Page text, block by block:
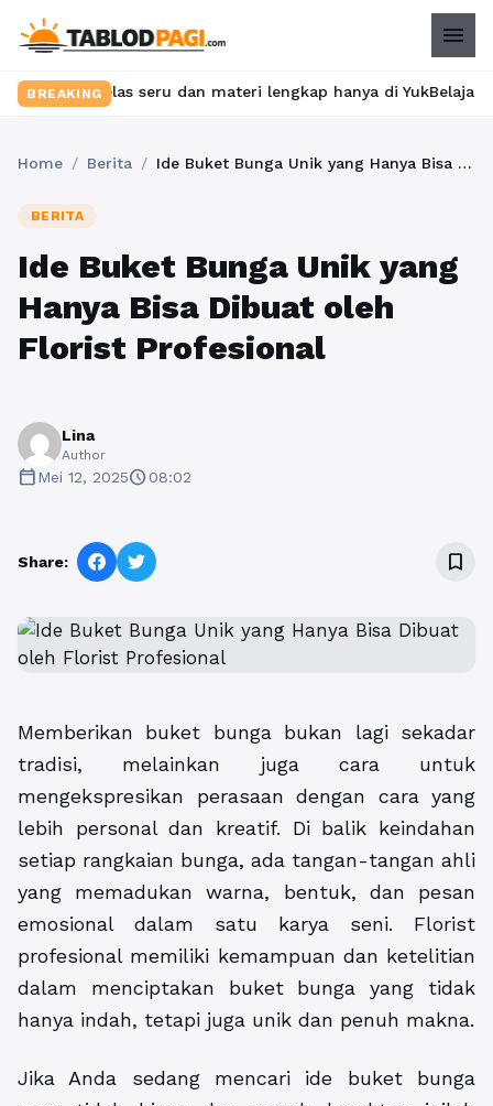
menu
BREAKING
seru dan materi lengkap hanya di YukBelajar.com.
Home / Berita / Ide Buket Bunga Unik yang Hanya Bisa Dibuat oleh Florist Profesional
BERITA
Ide Buket Bunga Unik yang
Hanya Bisa Dibuat oleh
Florist Profesional
Lina
Author
calendar_todayMei 12, 2025schedule08:02
Share: bookmark_border
Memberikan buket bunga bukan lagi sekadar
tradisi, melainkan juga cara untuk
mengekspresikan perasaan dengan cara yang
lebih personal dan kreatif. Di balik keindahan
setiap rangkaian bunga, ada tangan-tangan ahli
yang memadukan warna, bentuk, dan pesan
emosional dalam satu karya seni. Florist
profesional memiliki kemampuan dan ketelitian
dalam menciptakan buket bunga yang tidak
hanya indah, tetapi juga unik dan penuh makna.
Jika Anda sedang mencari ide buket bunga